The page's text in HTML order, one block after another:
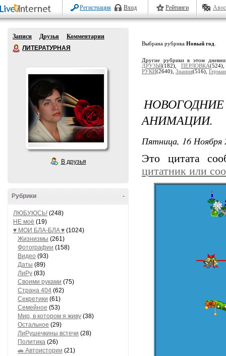
Регистрация Вход Рейтинги
Записи Друзья
Комментарии
ЛИТЕРАТУРНАЯ
В друзья
-
Рубрики
ЛЮБУЮСЬ! (248)
НЕ моё (19)
♥ МОИ БЛA-БЛA ♥ (1024)
Жизнизмы (261)
Фотографии (158)
Видео (93)
Даты (89)
ЛиРу (83)
Своими руками (75)
Страна 404 (62)
Секретики (61)
Семейное (53)
Мир, в котором я живу (38)
Остальное (29)
ЛиРушечкины встечи (28)
Политика (26)
🚗 Автоистории (21)
Выбрана рубрика Новый год
Другие рубрики в этом
ДРУЗЬЯ(182), ПЕРЛОВКА
РУКИ(2640), Знания(516),
АНИМАЦИИ.
Пятница, 16 Ноября
Это цитата
цитатник или